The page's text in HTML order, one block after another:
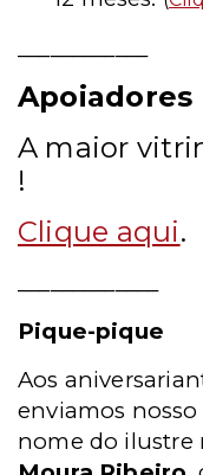
Apoiadores
A maior
!
Clique aqui.
Pique-pique
Aos
enviamos nosso
nome do ilustre